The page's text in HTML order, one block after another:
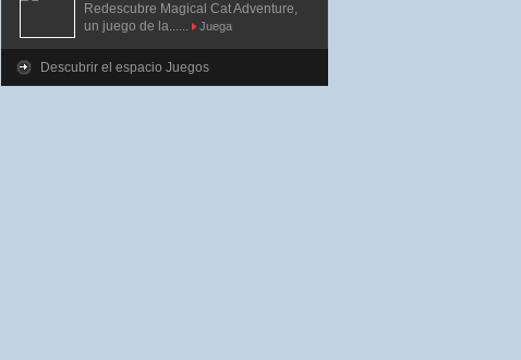
Redescubre Magical Cat Adventure,
un juego de la......
Juega
Descubrir el espacio Juegos